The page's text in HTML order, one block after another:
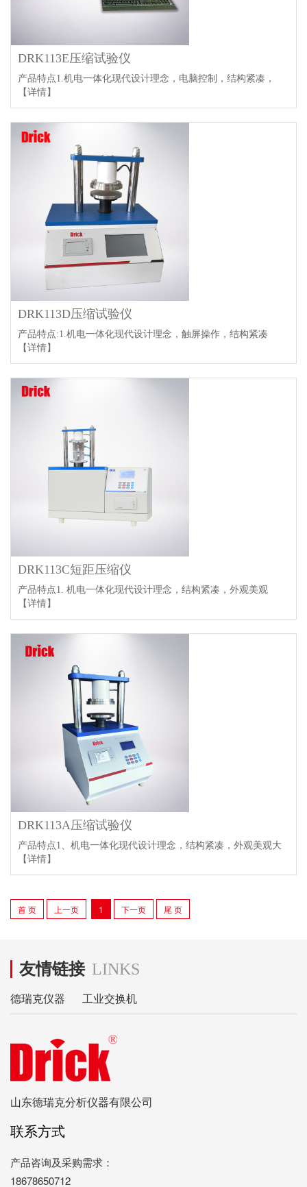
DRK113E压缩试验仪
产品特点1.机电一体化现代设计理念，电脑控制，结构紧凑，
【详情】
DRK113D压缩试验仪
产品特点:1.机电一体化现代设计理念，触屏操作，结构紧凑
【详情】
DRK113C短距压缩仪
产品特点1. 机电一体化现代设计理念，结构紧凑，外观美观
【详情】
DRK113A压缩试验仪
产品特点1、机电一体化现代设计理念，结构紧凑，外观美观大
【详情】
首 页 上一页 1 下一页 尾 页
友情链接 LINKS
德瑞克仪器 工业交换机
山东德瑞克分析仪器有限公司
联系方式
产品咨询及采购需求：
18678650712